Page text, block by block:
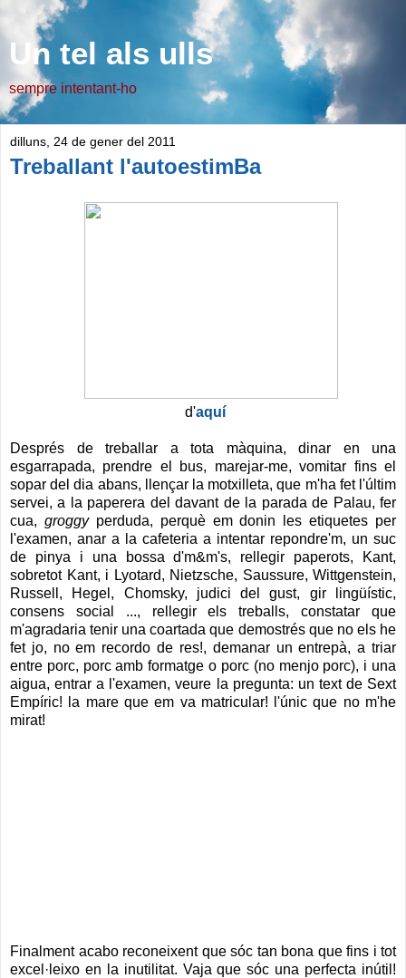
Un tel als ulls
sempre intentant-ho
dilluns, 24 de gener del 2011
Treballant l'autoestimBa
d'aquí
Després de treballar a tota màquina, dinar en una
esgarrapada, prendre el bus, marejar-me, vomitar fins el
sopar del dia abans, llençar la motxilleta, que m'ha fet l'últim
servei, a la paperera del davant de la parada de Palau, fer
cua, groggy perduda, perquè em donin les etiquetes per
l'examen, anar a la cafeteria a intentar repondre'm, un suc
de pinya i una bossa d'm&m's, rellegir paperots, Kant,
sobretot Kant, i Lyotard, Nietzsche, Saussure, Wittgenstein,
Russell, Hegel, Chomsky, judici del gust, gir lingüístic,
consens social ..., rellegir els treballs, constatar que
m'agradaria tenir una coartada que demostrés que no els he
fet jo, no em recordo de res!, demanar un entrepà, a triar
entre porc, porc amb formatge o porc (no menjo porc), i una
aigua, entrar a l'examen, veure la pregunta: un text de Sext
Empíric! la mare que em va matricular! l'únic que no m'he
mirat!
Finalment acabo reconeixent que sóc tan bona que fins i tot
excel·leixo en la inutilitat. Vaja que sóc una perfecta inútil!